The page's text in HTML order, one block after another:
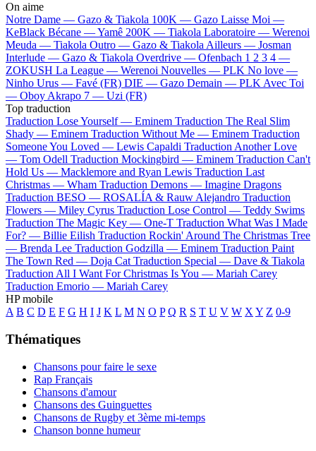
On aime
Notre Dame — Gazo & Tiakola 100K — Gazo Laisse Moi —
KeBlack Bécane —Yamê 200K — Tiakola Laboratoire — Werenoi
Meuda — Tiakola Outro — Gazo & Tiakola Ailleurs — Josman
Interlude — Gazo & Tiakola Overdrive — Ofenbach 1 2 3 4 —
ZOKUSH La League — Werenoi Nouvelles — PLK No love —
Ninho Urus — Favé (FR) DIE — Gazo Demain — PLK Avec Toi
— Oboy Akrapo 7 — Uzi (FR)
Top traduction
Traduction Lose Yourself — Eminem Traduction The Real Slim
Shady — Eminem Traduction Without Me — Eminem Traduction
Someone You Loved — Lewis Capaldi Traduction Another Love
— Tom Odell Traduction Mockingbird — Eminem Traduction Can't
Hold Us — Macklemore and Ryan Lewis Traduction Last
Christmas — Wham Traduction Demons — Imagine Dragons
Traduction BESO — ROSALÍA & Rauw Alejandro Traduction
Flowers — Miley Cyrus Traduction Lose Control — Teddy Swims
Traduction The Magic Key — One-T Traduction What Was I Made
For? — Billie Eilish Traduction Rockin' Around The Christmas Tree
— Brenda Lee Traduction Godzilla — Eminem Traduction Paint
The Town Red — Doja Cat Traduction Special — Dave & Tiakola
Traduction All I Want For Christmas Is You — Mariah Carey
Traduction Emorio — Mariah Carey
HP mobile
A B C D E F G H I J K L M N O P Q R S T U V W X Y Z 0-9
Thématiques
Chansons pour faire le sexe
Rap Français
Chansons d'amour
Chansons des Guinguettes
Chansons de Rugby et 3ème mi-temps
Chanson bonne humeur